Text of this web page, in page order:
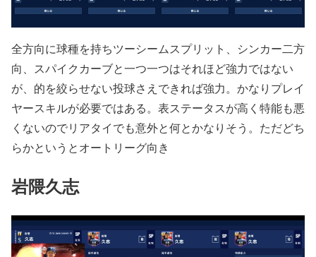
全方向に球種を持ちツーシームスプリット、シンカー二方
向、スパイクカーブと一つ一つはそれほど強力ではない
が、的を絞らせない投球さえできれば強力。かなりプレイ
ヤースキルが必要ではある。表ステータスが高く特能も悪
くないのでリアタイでも意外と何とかなりそう。ただどち
らかというとオートリーグ向き
岩隈久志